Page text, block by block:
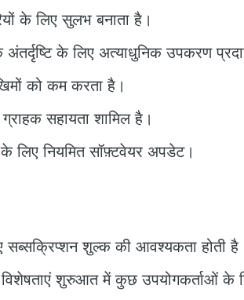
के लिए सुलभ बनाता है।
अंतर्दृष्टि के लिए अत्याधुनिक उपकरण
को कम करता है।
सहायता शामिल है।
के लिए नियमित सॉफ़्टवेयर अपडेट।
सब्सक्रिप्शन शुल्क की आवश्यकता होती
शुरुआत में कुछ उपयोगकर्ताओं के